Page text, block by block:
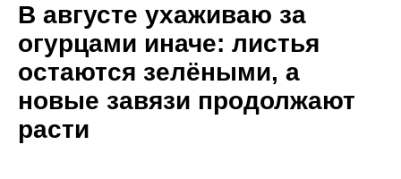
В августе ухаживаю за
огурцами иначе: листья
остаются зелёными, а
новые завязи продолжают
расти